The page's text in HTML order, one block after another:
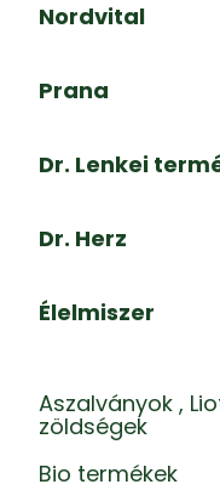
Nordvital
Prana
Dr. Lenkei
Dr. Herz
Élelmiszer
Aszalványok ,
zöldségek
Bio termékek